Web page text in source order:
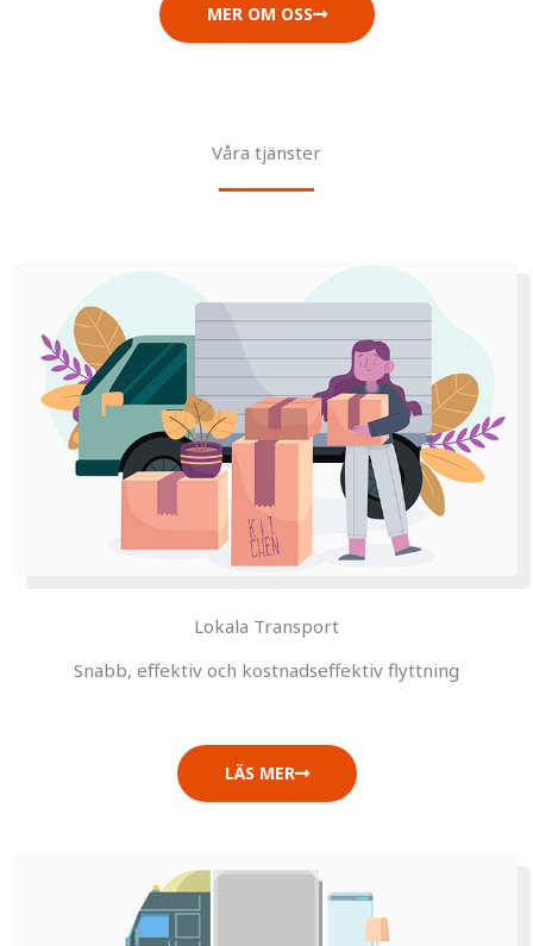
MER OM OSS
Våra tjänster
Lokala Transport
Snabb, effektiv och kostnadseffektiv flyttning
LÄS MER